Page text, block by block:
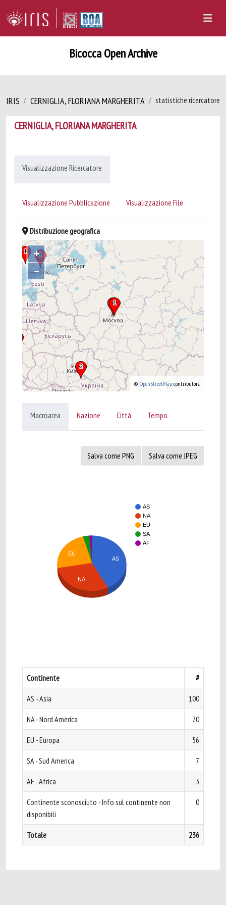
Bicocca Open Archive
IRIS CERNIGLIA, FLORIANA MARGHERITA statistiche ricercatore
CERNIGLIA, FLORIANA MARGHERITA
Visualizzazione Ricercatore
Visualizzazione Pubblicazione Visualizzazione File
Distribuzione geografica
+
–
© OpenStreetMap contributors.
Macroarea Nazione Città Tempo
Salva come PNG Salva come JPEG
AS
NA
EU
SA
AF
AS
EU
NA
Continente #
AS - Asia 100
NA - Nord America 70
EU - Europa 56
SA - Sud America 7
AF - Africa 3
Continente sconosciuto - Info sul continente non
disponibili
0
Totale 236